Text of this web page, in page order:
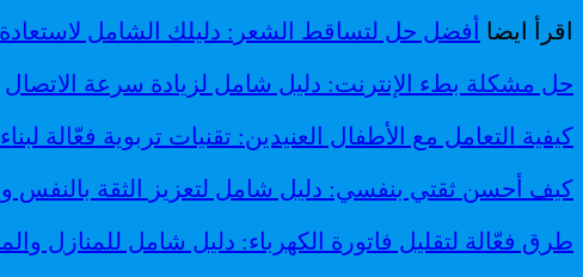
اقرأ ايضا
أفضل حل لتساقط الشعر: دليلك الشامل
حل مشكلة بطء الإنترنت: دليل شامل لزيادة سرعة الاتصال
كيفية التعامل مع الأطفال العنيدين: تقنيات تربوية فعّالة
كيف أحسن ثقتي بنفسي: دليل شامل لتعزيز الثقة بالنفس
طرق فعّالة لتقليل فاتورة الكهرباء: دليل شامل للمنازل